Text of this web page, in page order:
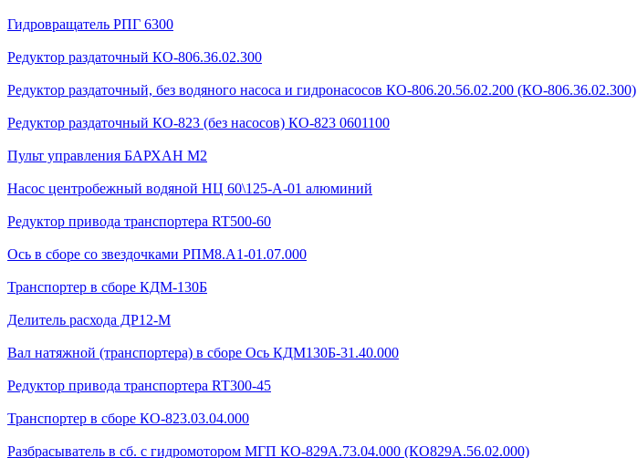
Гидровращатель РПГ 6300
Редуктор раздаточный КО-806.36.02.300
Редуктор раздаточный, без водяного насоса и гидронасосов КО-806.20.56.02.200 (КО-806.36.02.300)
Редуктор раздаточный КО-823 (без насосов) КО-823 0601100
Пульт управления БАРХАН М2
Насос центробежный водяной НЦ 60\125-А-01 алюминий
Редуктор привода транспортера RT500-60
Ось в сборе со звездочками РПМ8.А1-01.07.000
Транспортер в сборе КДМ-130Б
Делитель расхода ДР12-М
Вал натяжной (транспортера) в сборе Ось КДМ130Б-31.40.000
Редуктор привода транспортера RT300-45
Транспортер в сборе КО-823.03.04.000
Разбрасыватель в сб. с гидромотором МГП КО-829А.73.04.000 (КО829А.56.02.000)